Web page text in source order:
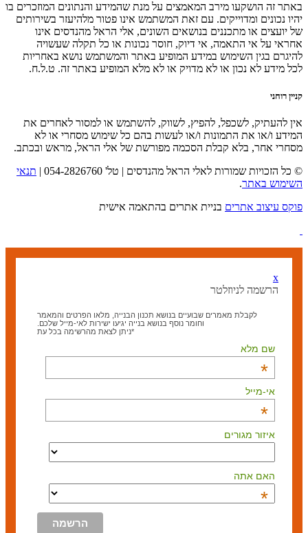
באתר זה הושקעו מירב המאמצים על מנת שהמידע והנתונים המוזכרים בו
יהיו נכונים ומדוייקים. עם זאת המשתמש אינו פטור מלהיעזר בשירותים
של יועצים או מתכננים בנושאים השונים, אלי הראל מהנדסים אינו
אחראי על אי התאמה, אי דיוק, חוסר נכונות או כל תקלה שעשויה
להיגרם בגין השימוש במידע המופיע באתר והמשתמש נושא באחריות
לכל מידע לא נכון או לא מדויק או לא מלא המופיע באתר זה. ט.ל.ח.
קניין רוחני
אין להעתיק, לשכפל, להפיץ, לשווק, להשתמש או למסור לאחרים את
המידע ו/או את התמונות ו/או לעשות בהם כל שימוש מסחרי או לא
מסחרי אחר, בלא קבלת הסכמה מפורשת של אלי הראל, מראש ובכתב.
© כל הזכויות שמורות לאלי הראל מהנדסים | טל' 054-2826760 |
תנאי
השימוש באתר.
פוקס עיצוב אתרים בניית אתרים בהתאמה אישית
x
הרשמה לניוזלטר
לקבלת מאמרים שבועיים בנושא תכנון הבנייה, מלאו הפרטים והמאמר
וחומר נוסף בנושא בנייה יגיעו ישירות לאי-מייל שלכם.
*ניתן לצאת מהרשימה בכל עת
שם מלא
*
אי-מייל
*
איזור מגורים
האם אתה
*